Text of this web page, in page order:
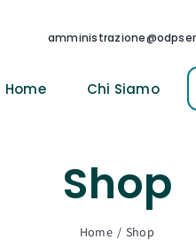
Home Chi Siamo
Shop
Home Shop